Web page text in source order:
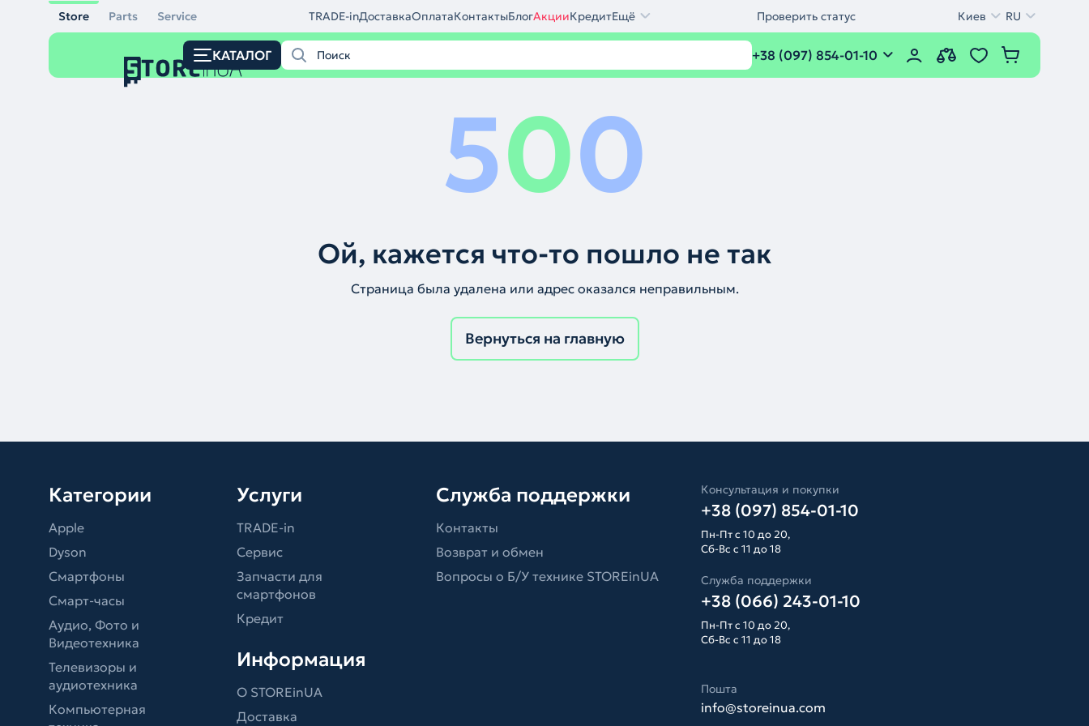
Store Parts Service TRADE-inДоставкаОплатаКонтактыБлогАкцииКредитЕщё Проверить статус Киев RU
КАТАЛОГ +38 (097) 854-01-10
500
Ой, кажется что-то пошло не так
Страница была удалена или адрес оказался неправильным.
Вернуться на главную
Категории
Apple
Dyson
Смартфоны
Смарт-часы
Аудио, Фото и
Видеотехника
Телевизоры и
аудиотехника
Компьютерная
Услуги
TRADE-in
Сервис
Запчасти для
смартфонов
Кредит
Информация
О STOREinUA
Доставка
Служба поддержки
Контакты
Возврат и обмен
Вопросы о Б/У технике STOREinUA
Консультация и покупки
+38 (097) 854-01-10
Пн-Пт с 10 до 20,
Сб-Вс с 11 до 18
Служба поддержки
+38 (066) 243-01-10
Пн-Пт с 10 до 20,
Сб-Вс с 11 до 18
Пошта
info@storeinua.com